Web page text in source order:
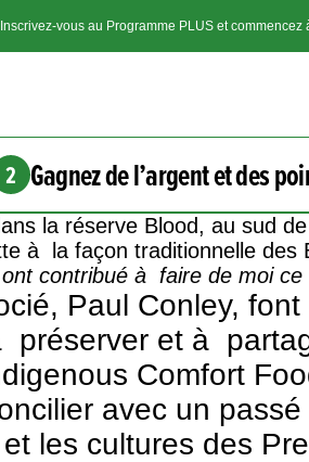
vous au Programme PLUS et commencez
2 Gagnez de l’argent et des
la réserve Blood, au sud
à la façon traditionnelle des
contribué à faire de moi ce
Paul Conley,
et à
Comfort
avec un
les cultures des